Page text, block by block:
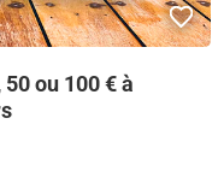
ou 100 € à